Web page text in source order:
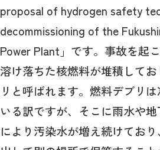
proposal of hydrogen safety
decommissioning of the
Power Plant」です。事故を起
溶け落ちた核燃料が堆積して
リと呼ばれます。燃料デブリ
いる訳ですが、そこに雨水や
により汚染水が増え続けてお